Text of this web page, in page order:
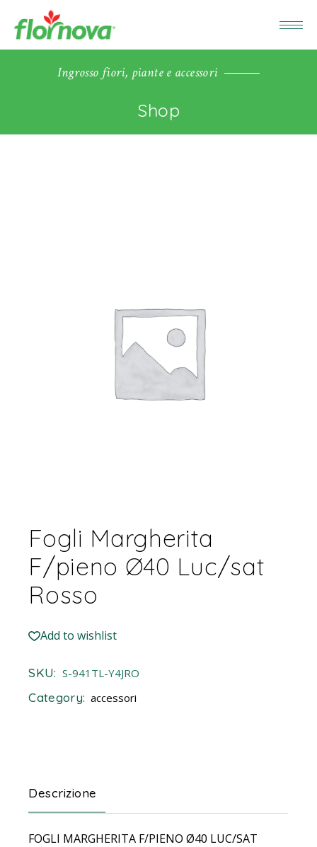
Ingrosso fiori, piante e accessori
Shop
Fogli Margherita
F/pieno Ø40 Luc/sat
Rosso
Add to wishlist
SKU: S-941TL-Y4JRO
Category: accessori
Descrizione
FOGLI MARGHERITA F/PIENO Ø40 LUC/SAT